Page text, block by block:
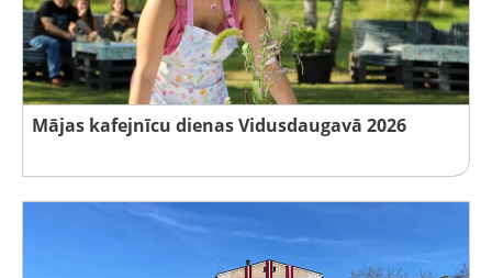
Mājas kafejnīcu dienas Vidusdaugavā 2026